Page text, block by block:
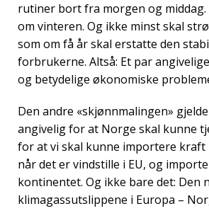
rutiner bort fra morgen og
om vinteren. Og ikke minst skal
som om få år skal erstatte den
forbrukerne. Altså: Et par
og betydelige økonomiske
Den andre «skjønnmalingen»
angivelig for at Norge skal kunne
for at vi skal kunne importere kraft
når det er vindstille i EU, og
kontinentet. Og ikke bare det: Den
klimagassutslippene i Europa –